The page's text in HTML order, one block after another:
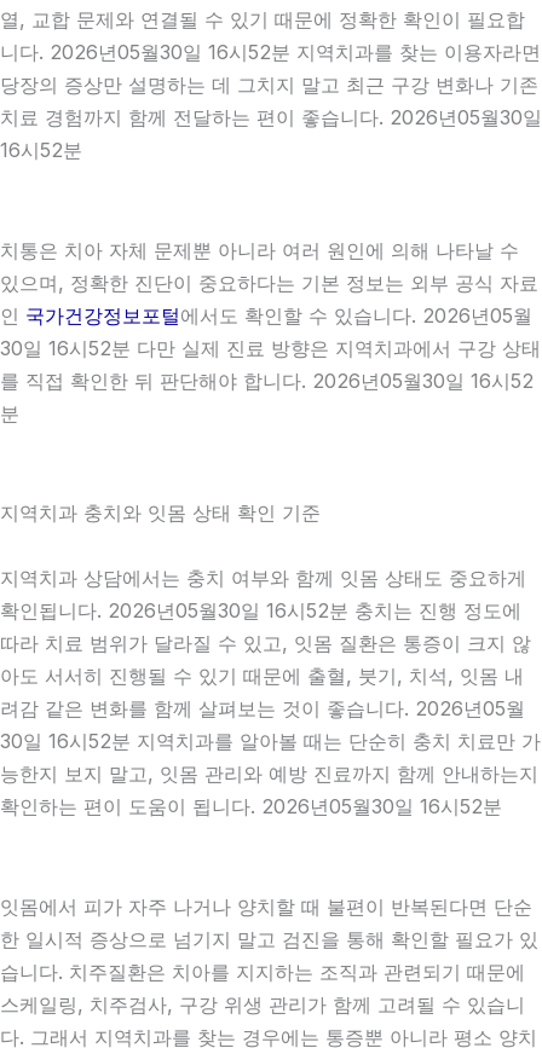
열, 교합 문제와 연결될 수 있기 때문에 정확한 확인이 필요합
니다. 2026년05월30일 16시52분 지역치과를 찾는 이용자라면
당장의 증상만 설명하는 데 그치지 말고 최근 구강 변화나 기존
치료 경험까지 함께 전달하는 편이 좋습니다. 2026년05월30일
16시52분
치통은 치아 자체 문제뿐 아니라 여러 원인에 의해 나타날 수
있으며, 정확한 진단이 중요하다는 기본 정보는 외부 공식 자료
인 국가건강정보포털에서도 확인할 수 있습니다. 2026년05월
30일 16시52분 다만 실제 진료 방향은 지역치과에서 구강 상태
를 직접 확인한 뒤 판단해야 합니다. 2026년05월30일 16시52
분
지역치과 충치와 잇몸 상태 확인 기준
지역치과 상담에서는 충치 여부와 함께 잇몸 상태도 중요하게
확인됩니다. 2026년05월30일 16시52분 충치는 진행 정도에
따라 치료 범위가 달라질 수 있고, 잇몸 질환은 통증이 크지 않
아도 서서히 진행될 수 있기 때문에 출혈, 붓기, 치석, 잇몸 내
려감 같은 변화를 함께 살펴보는 것이 좋습니다. 2026년05월
30일 16시52분 지역치과를 알아볼 때는 단순히 충치 치료만 가
능한지 보지 말고, 잇몸 관리와 예방 진료까지 함께 안내하는지
확인하는 편이 도움이 됩니다. 2026년05월30일 16시52분
잇몸에서 피가 자주 나거나 양치할 때 불편이 반복된다면 단순
한 일시적 증상으로 넘기지 말고 검진을 통해 확인할 필요가 있
습니다. 치주질환은 치아를 지지하는 조직과 관련되기 때문에
스케일링, 치주검사, 구강 위생 관리가 함께 고려될 수 있습니
다. 그래서 지역치과를 찾는 경우에는 통증뿐 아니라 평소 양치